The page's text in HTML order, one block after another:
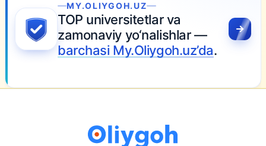
MY.OLIYGOH.UZ
TOP universitetlar va
zamonaviy yo‘nalishlar —
barchasi My.Oliygoh.uz’da.